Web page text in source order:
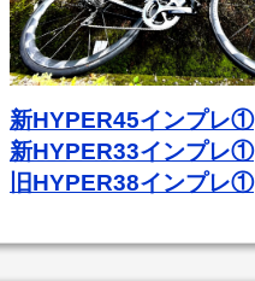
新HYPER45インプレ①
新HYPER33インプレ①
旧HYPER38インプレ①